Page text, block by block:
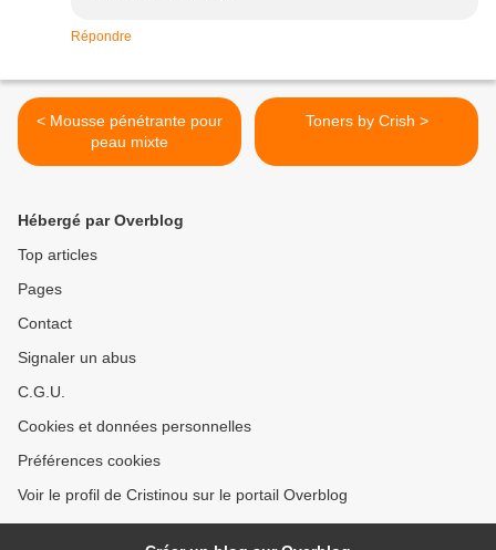
Répondre
< Mousse pénétrante pour
peau mixte
Toners by Crish >
Hébergé par Overblog
Top articles
Pages
Contact
Signaler un abus
C.G.U.
Cookies et données personnelles
Préférences cookies
Voir le profil de Cristinou sur le portail Overblog